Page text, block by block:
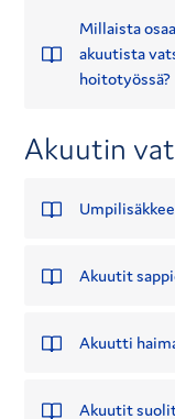
Millaista
akuutista
hoitotyössä?
Akuutin
Akuutit
Akuutti
Akuutit